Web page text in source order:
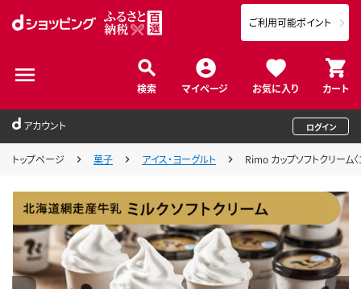
検索 マイページ お気に入り カート
ご利用可能ポイント
アカウント ログイン
トップページ 菓子 アイス・ヨーグルト Rimo カップソフトクリー